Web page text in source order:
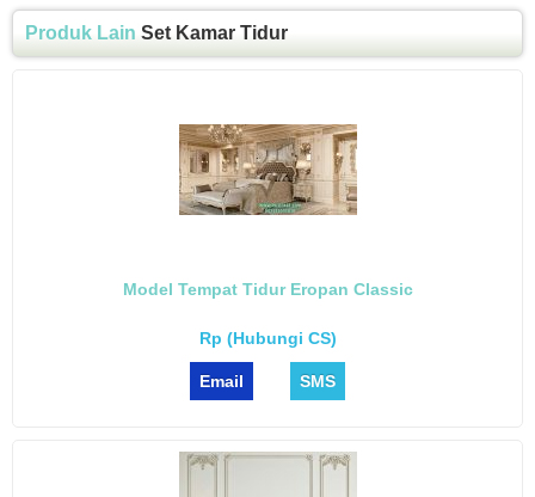
Produk Lain Set Kamar Tidur
Model Tempat Tidur Eropan Classic
Rp (Hubungi CS)
Email SMS